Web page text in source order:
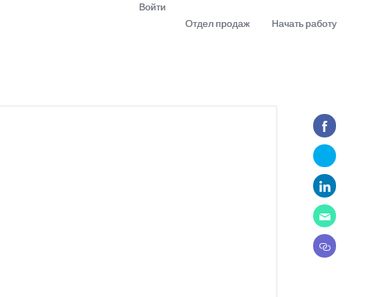
Войти
Отдел продаж
Начать работу